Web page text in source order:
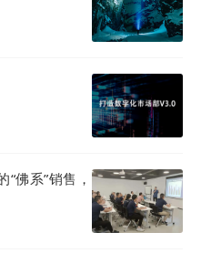
89931668
程与学习资料
deepseek
佛系”销售，